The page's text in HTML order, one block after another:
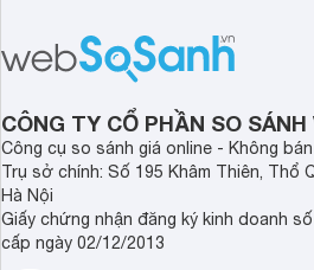
CÔNG TY CỔ PHẦN SO SÁNH
Công cụ so sánh giá online - Không
Trụ sở chính: Số 195 Khâm Thiên, Thổ
Hà Nội
Giấy chứng nhận đăng ký kinh doanh
cấp ngày 02/12/2013